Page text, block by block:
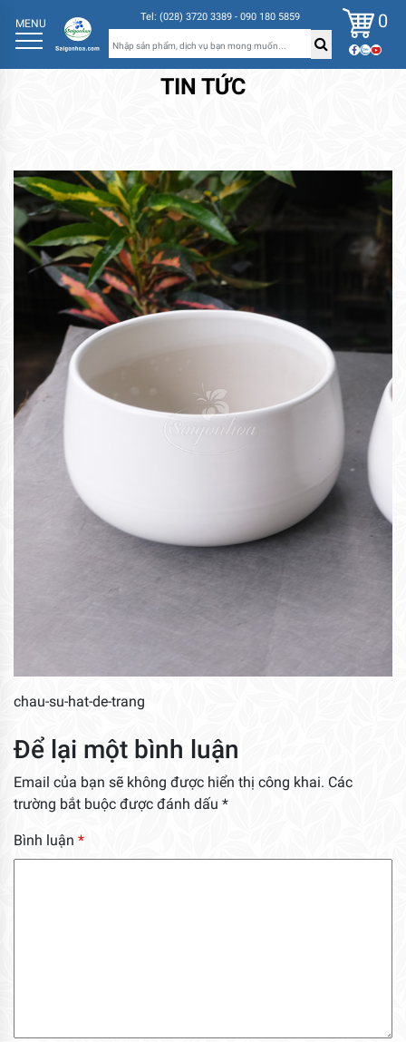
MENU Tel: (028) 3720 3389 - 090 180 5859 0
TIN TỨC
chau-su-hat-de-trang
Để lại một bình luận
Email của bạn sẽ không được hiển thị công khai. Các
trường bắt buộc được đánh dấu *
Bình luận *